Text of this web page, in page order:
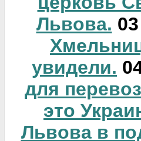
Львова.
увидели.
для
это
Львова в